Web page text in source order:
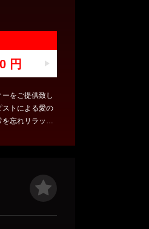
円
ます。 沢山